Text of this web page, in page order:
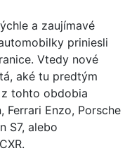
a zaujímavé
priniesli
Vtedy nové
aké tu predtým
tohto obdobia
Ferrari Enzo, Porsche
S7, alebo